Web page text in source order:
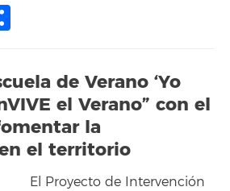
de Verano ‘Yo
el Verano” con el
la
el territorio
El Proyecto de Intervención